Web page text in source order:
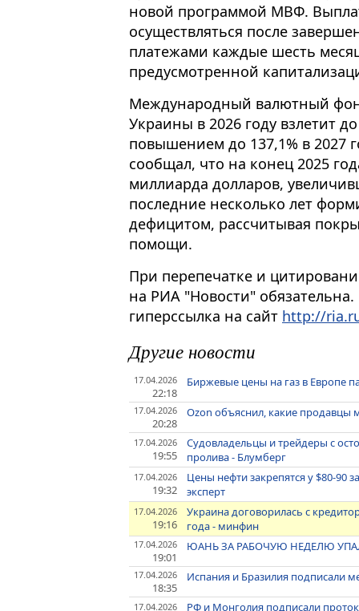
новой программой МВФ.
осуществляться после
платежами каждые шесть
предусмотренной
Международный валютный
Украины в 2026 году взлетит
повышением до 137,1% в 2027
сообщал, что на конец 2025
миллиарда долларов,
последние несколько лет
дефицитом, рассчитывая
помощи.
При перепечатке и
на РИА "Новости"
гиперссылка на сайт http://
Другие новости
17.04.2026
22:18
Биржевые цены на газ в Европе
17.04.2026
20:28
Ozon объяснил, какие продавцы
17.04.2026
19:55
Судовладельцы и трейдеры с
пролива - Блумберг
17.04.2026
19:32
Цены нефти закрепятся у $80-90
эксперт
17.04.2026
19:16
Украина договорилась с
года - минфин
17.04.2026
19:01
ЮАНЬ ЗА РАБОЧУЮ НЕДЕЛЮ
17.04.2026
18:35
Испания и Бразилия подписали
17.04.2026
РФ и Монголия подписали